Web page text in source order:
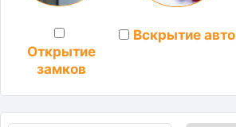
Открытие
замков
Вскрытие авто